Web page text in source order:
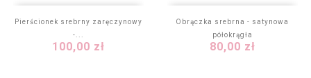
Pierścionek srebrny zaręczynowy
-...
Cena
100,00 zł
Obrączka srebrna - satynowa
półokrągła
Cena
80,00 zł